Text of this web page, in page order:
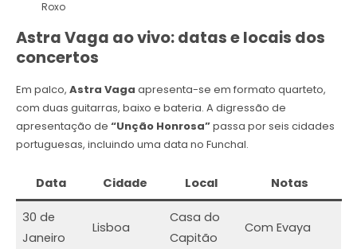
Roxo
Astra Vaga ao vivo: datas e locais dos
concertos
Em palco, Astra Vaga apresenta-se em formato quarteto,
com duas guitarras, baixo e bateria. A digressão de
apresentação de “Unção Honrosa”passa por seis cidades
portuguesas, incluindo uma data no Funchal.
Data Cidade Local Notas
30 de
Janeiro
Lisboa
Casa do
Capitão
Com Evaya